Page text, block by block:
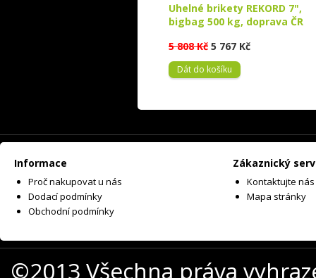
Uhelné brikety REKORD 7",
bigbag 500 kg, doprava ČR
5 808 Kč 5 767 Kč
Dát do košíku
Informace
Proč nakupovat u nás
Dodací podmínky
Obchodní podmínky
Zákaznický
Kontaktujte nás
Mapa stránky
©2013 Všechna práva